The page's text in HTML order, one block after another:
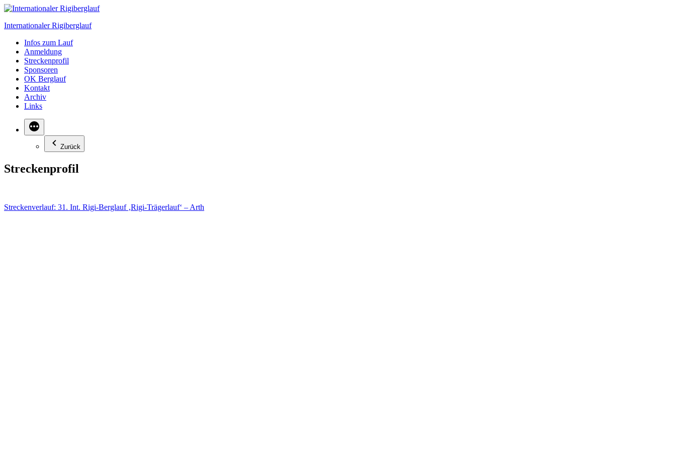
Zum
springen
Internationaler Rigiberglauf
Infos zum Lauf
Anmeldung
Streckenprofil
Sponsoren
OK Berglauf
Kontakt
Archiv
Links
Zurück
Streckenprofil
Streckenverlauf: 31. Int. Rigi-Berglauf ‚Rigi-Trägerlauf‘ – Arth